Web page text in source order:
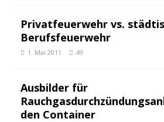
Privatfeuerwehr vs.
Berufsfeuerwehr
1. Mai 2011 49
Ausbilder für
den Container